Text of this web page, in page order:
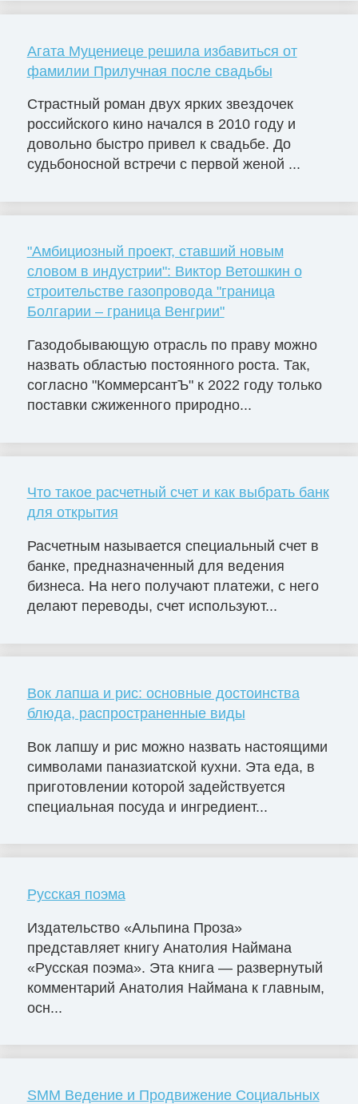
Агата Муцениеце решила избавиться от
фамилии Прилучная после свадьбы
Страстный роман двух ярких звездочек
российского кино начался в 2010 году и
довольно быстро привел к свадьбе. До
судьбоносной встречи с первой женой ...
"Амбициозный проект, ставший новым
словом в индустрии": Виктор Ветошкин о
строительстве газопровода "граница
Болгарии – граница Венгрии"
Газодобывающую отрасль по праву можно
назвать областью постоянного роста. Так,
согласно "КоммерсантЪ" к 2022 году только
поставки сжиженного природно...
Что такое расчетный счет и как выбрать банк
для открытия
Расчетным называется специальный счет в
банке, предназначенный для ведения
бизнеса. На него получают платежи, с него
делают переводы, счет используют...
Вок лапша и рис: основные достоинства
блюда, распространенные виды
Вок лапшу и рис можно назвать настоящими
символами паназиатской кухни. Эта еда, в
приготовлении которой задействуется
специальная посуда и ингредиент...
Русская поэма
Издательство «Альпина Проза»
представляет книгу Анатолия Наймана
«Русская поэма». Эта книга — развернутый
комментарий Анатолия Наймана к главным,
осн...
SMM Ведение и Продвижение Социальных